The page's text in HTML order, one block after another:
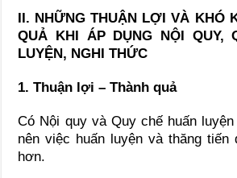
II. NHỮNG THUẬN LỢI VÀ KHÓ
QUẢ KHI ÁP DỤNG NỘI QUY,
LUYỆN, NGHI THỨC
1. Thuận lợi – Thành quả
Có Nội quy và Quy chế huấn
nên việc huấn luyện và thăng tiến
hơn.